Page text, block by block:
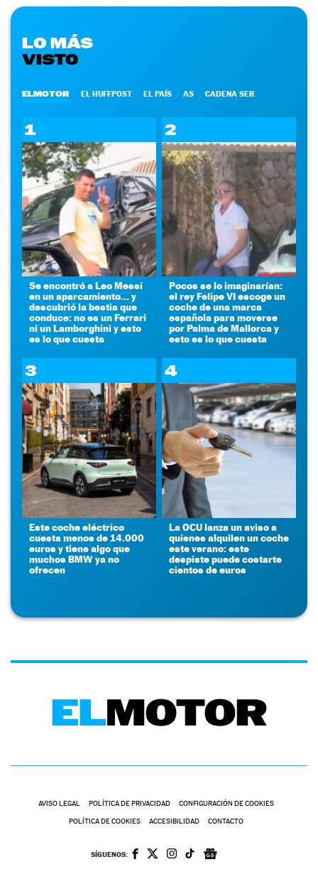
LO MÁS
VISTO
ELMOTOR EL HUFFPOST EL PAÍS AS CADENA SER
1
Se encontró a Leo Messi
en un aparcamiento... y
descubrió la bestia que
conduce: no es un Ferrari
ni un Lamborghini y esto
es lo que cuesta
2
Pocos se lo imaginarían:
el rey Felipe VI escoge un
coche de una marca
española para moverse
por Palma de Mallorca y
esto es lo que cuesta
3
Este coche eléctrico
cuesta menos de 14.000
euros y tiene algo que
muchos BMW ya no
ofrecen
4
La OCU lanza un aviso a
quienes alquilen un coche
este verano: este
despiste puede costarte
cientos de euros
AVISO LEGAL POLÍTICA DE PRIVACIDAD CONFIGURACIÓN DE COOKIES
POLÍTICA DE COOKIES ACCESIBILIDAD CONTACTO
SÍGUENOS: